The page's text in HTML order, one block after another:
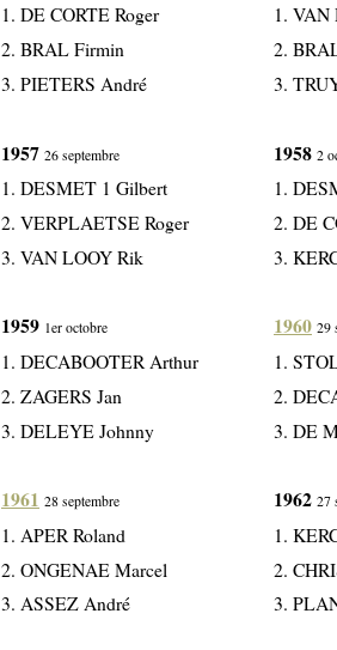
1. DE CORTE Roger
2. BRAL Firmin
3. PIETERS André
1957 26 septembre
1. DESMET 1 Gilbert
2. VERPLAETSE Roger
3. VAN LOOY Rik
1959 1er octobre
1. DECABOOTER Arthur
2. ZAGERS Jan
3. DELEYE Johnny
1961 28 septembre
1. APER Roland
2. ONGENAE Marcel
3. ASSEZ André
1.
2.
3.
1958 2
1.
2. DE
3.
1960 29
1.
2.
3. DE
1962 27
1.
2.
3.